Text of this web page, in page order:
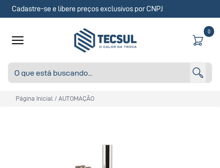
Cadastre-se e libere preços exclusivos por CNPJ
0
Página Inicial / AUTOMAÇÃO